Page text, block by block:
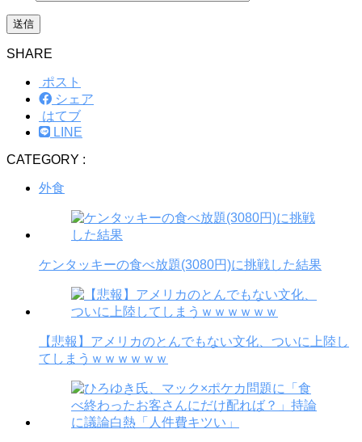
SHARE
ポスト
シェア
はてブ
LINE
CATEGORY :
外食
ケンタッキーの食べ放題(3080円)に挑戦した結果
【悲報】アメリカのとんでもない文化、ついに上陸し
てしまうｗｗｗｗｗｗ